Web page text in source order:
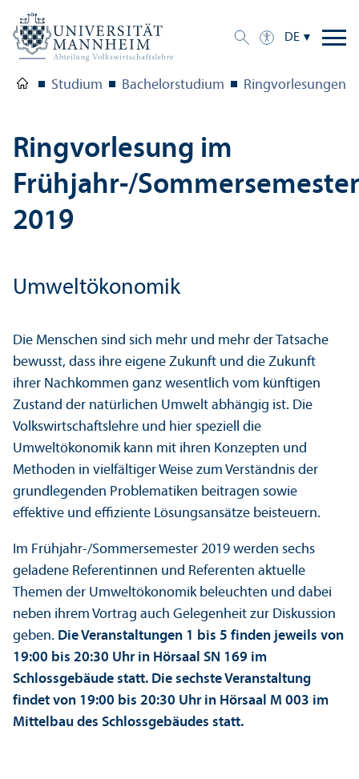
DE
Studium Bachelor­studium Ringvorlesungen
Ringvorlesung im
Frühjahr-/Sommersemester
2019
Umweltökonomik
Die Menschen sind sich mehr und mehr der Tatsache
bewusst, dass ihre eigene Zukunft und die Zukunft
ihrer Nachkommen ganz wesentlich vom künftigen
Zustand der natürlichen Umwelt abhängig ist. Die
Volkswirtschafts­lehre und hier speziell die
Umweltökonomik kann mit ihren Konzepten und
Methoden in vielfältiger Weise zum Verständnis der
grundlegenden Problematiken beitragen sowie
effektive und effiziente Lösungs­ansätze beisteuern.
Im Frühjahr-/Sommersemester 2019 werden sechs
geladene Referentinnen und Referenten aktuelle
Themen der Umweltökonomik beleuchten und dabei
neben ihrem Vortrag auch Gelegenheit zur Diskussion
geben. Die Veranstaltungen 1 bis 5 finden jeweils von
19:00 bis 20:30 Uhr in Hörsaal SN 169 im
Schlossgebäude statt. Die sechste Veranstaltung
findet von 19:00 bis 20:30 Uhr in Hörsaal M 003 im
Mittelbau des Schlossgebäudes statt.